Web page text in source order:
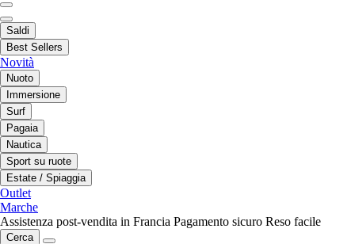
Saldi
Best Sellers
Novità
Nuoto
Immersione
Surf
Pagaia
Nautica
Sport su ruote
Estate / Spiaggia
Outlet
Marche
Assistenza post-vendita in Francia Pagamento sicuro Reso facile
Cerca